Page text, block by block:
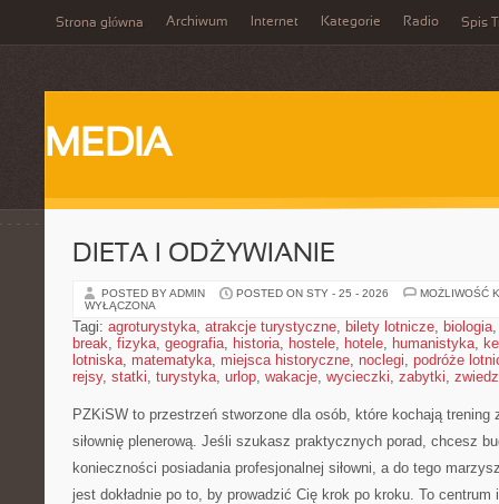
Strona główna Archiwum Internet Kategorie Radio Spis
MEDIA
DIETA I ODŻYWIANIE
POSTED BY ADMIN POSTED ON STY - 25 - 2026
MOŻLIWOŚĆ
WYŁĄCZONA
Tagi: agroturystyka, atrakcje turystyczne, bilety lotnicze, biologia
break, fizyka, geografia, historia, hostele, hotele, humanistyka,
lotniska, matematyka, miejsca historyczne, noclegi, podróże
rejsy, statki, turystyka, urlop, wakacje, wycieczki, zabytki,
PZKiSW to przestrzeń stworzone dla osób, które kochają trening
siłownię plenerową. Jeśli szukasz praktycznych porad, chcesz
konieczności posiadania profesjonalnej siłowni, a do tego
jest dokładnie po to, by prowadzić Cię krok po kroku. To centrum